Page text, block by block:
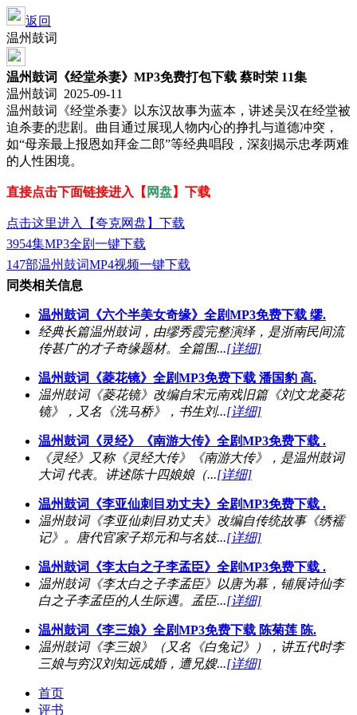
返回
温州鼓词
温州鼓词《经堂杀妻》MP3免费打包下载 蔡时荣 11集
温州鼓词 2025-09-11
温州鼓词《经堂杀妻》以东汉故事为蓝本，讲述吴汉在经堂被
迫杀妻的悲剧。曲目通过展现人物内心的挣扎与道德冲突，
如“母亲最上报恩如拜金二郎”等经典唱段，深刻揭示忠孝两难
的人性困境。
直接点击下面链接进入【 网盘】下载
点击这里进入【夸克网盘】下载
3954集MP3全剧一键下载
147部温州鼓词MP4视频一键下载
同类相关信息
温州鼓词《六个半美女奇缘》全剧MP3免费下载 缪.
经典长篇温州鼓词，由缪秀霞完整演绎，是浙南民间流
传甚广的才子奇缘题材。全篇围...[详细]
温州鼓词《菱花镜》全剧MP3免费下载 潘国豹 高.
温州鼓词《菱花镜》改编自宋元南戏旧篇《刘文龙菱花
镜》，又名《洗马桥》，书生刘...[详细]
温州鼓词《灵经》《南游大传》全剧MP3免费下载 .
《灵经》又称《灵经大传》《南游大传》，是温州鼓词
大词 代表。讲述陈十四娘娘（...[详细]
温州鼓词《李亚仙刺目劝丈夫》全剧MP3免费下载 .
温州鼓词《李亚仙刺目劝丈夫》改编自传统故事《绣襦
记》。唐代官家子郑元和与名妓...[详细]
温州鼓词《李太白之子李孟臣》全剧MP3免费下载 .
温州鼓词《李太白之子李孟臣》以唐为幕，铺展诗仙李
白之子李孟臣的人生际遇。孟臣...[详细]
温州鼓词《李三娘》全剧MP3免费下载 陈菊莲 陈.
温州鼓词《李三娘》（又名《白兔记》），讲五代时李
三娘与穷汉刘知远成婚，遭兄嫂...[详细]
首页
评书